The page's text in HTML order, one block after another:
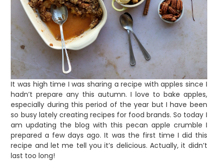
It was high time I was sharing a recipe with apples since I
hadn’t prepare any this autumn. I love to bake apples,
especially during this period of the year but I have been
so busy lately creating recipes for food brands. So today I
am updating the blog with this pecan apple crumble I
prepared a few days ago. It was the first time I did this
recipe and let me tell you it’s delicious. Actually, it didn’t
last too long!